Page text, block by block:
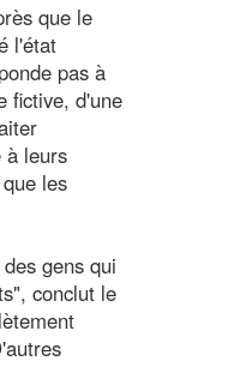
que le
l'état
pas à
fictive, d'une
à leurs
les
gens qui
conclut le